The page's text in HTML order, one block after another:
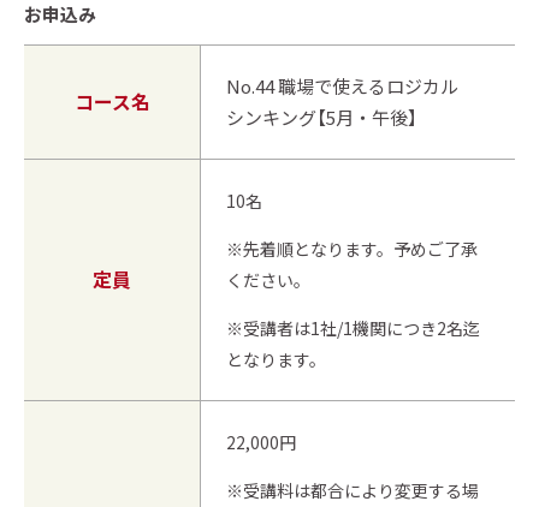
お申込み
コース名
No.44 職場で使えるロジカル
シンキング【5月・午後】
定員
10名
※先着順となります。予めご了承
ください。
※受講者は1社/1機関につき2名迄
となります。
22,000円
※受講料は都合により変更する場